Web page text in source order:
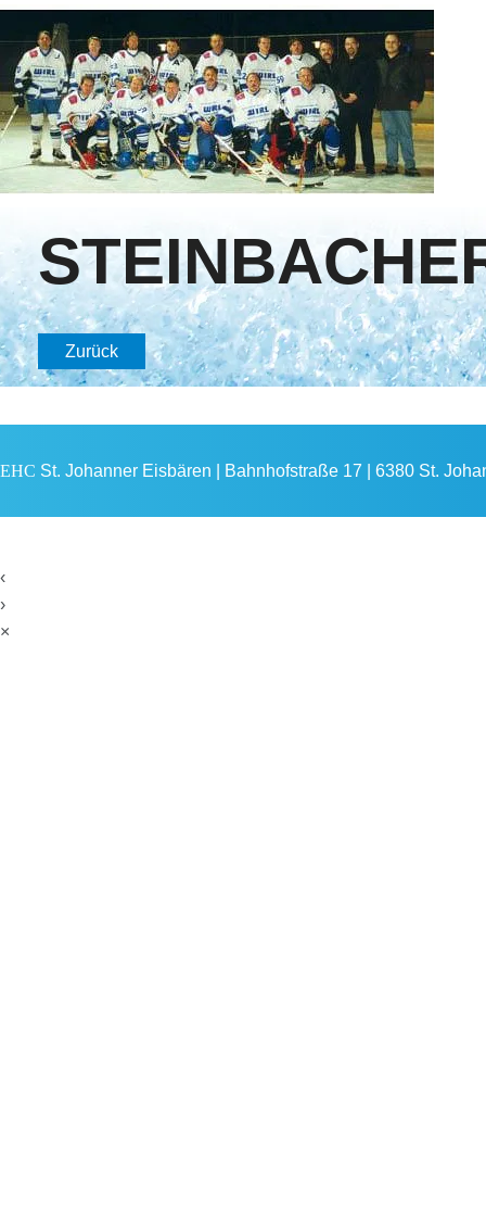
Zurück
EHC St. Johanner Eisbären | Bahnhofstraße 17 | 6380 St.
‹
›
×